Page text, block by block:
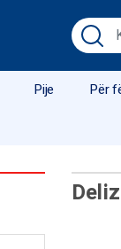
Pije Për